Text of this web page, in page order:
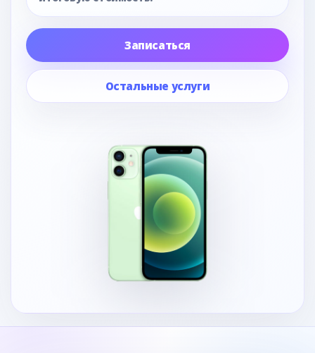
Записаться
Остальные услуги